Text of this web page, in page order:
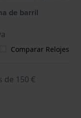
de barril
Comparar Relojes
de 150 €